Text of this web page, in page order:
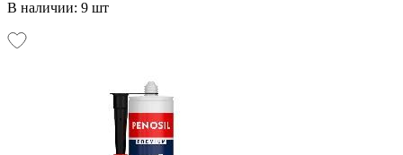
В наличии: 9 шт